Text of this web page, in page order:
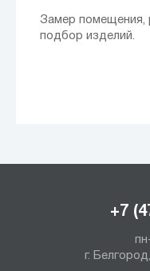
Замер помещения,
подбор изделий.
+7
г.